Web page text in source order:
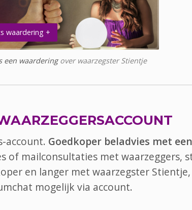
waardering +
een waarderingover waarzegster Stientje
account. Goedkoper beladvies met een
of mailconsultaties met waarzeggers,
en langer met waarzegster Stientje,
mogelijk via account.